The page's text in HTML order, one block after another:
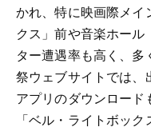
かれ、特に映画際メイ
クス」前や音楽ホー
ター遭遇率も高く、
祭ウェブサイトでは、
アプリのダウンロー
「ベル・ライトボッ